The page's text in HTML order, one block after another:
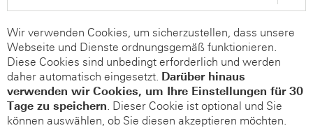
Wir verwenden Cookies, um sicherzustellen, dass unsere
Webseite und Dienste ordnungsgemäß funktionieren.
Diese Cookies sind unbedingt erforderlich und werden
daher automatisch eingesetzt. Darüber hinaus
verwenden wir Cookies, um Ihre Einstellungen für 30
Tage zu speichern. Dieser Cookie ist optional und Sie
können auswählen, ob Sie diesen akzeptieren möchten.